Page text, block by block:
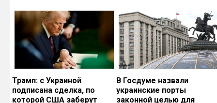
Трамп: с Украиной
подписана сделка, по
которой США заберут
В Госдуме назвали
украинские порты
законной целью для